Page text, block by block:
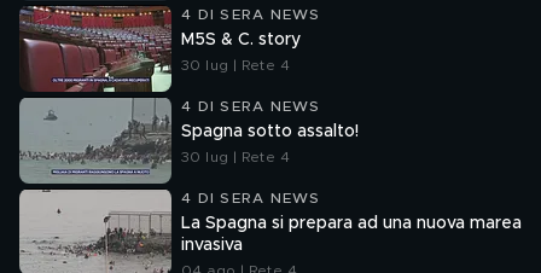
4 DI SERA NEWS
M5S & C. story
30 lug | Rete 4
4 DI SERA NEWS
Spagna sotto assalto!
30 lug | Rete 4
4 DI SERA NEWS
La Spagna si prepara ad una nuova marea
invasiva